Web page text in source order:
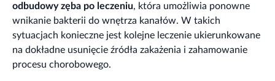
odbudowy zęba po leczeniu, która umożliwia ponowne
wnikanie bakterii do wnętrza kanałów. W takich
sytuacjach konieczne jest kolejne leczenie ukierunkowane
na dokładne usunięcie źródła zakażenia i zahamowanie
procesu chorobowego.